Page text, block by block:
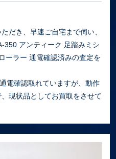
だき、早速ご自宅まで伺い、
350 アンティーク 足踏みミシ
ーラー 通電確認済みの査定を
電確認取れていますが、動作
現状品としてお買取をさせて